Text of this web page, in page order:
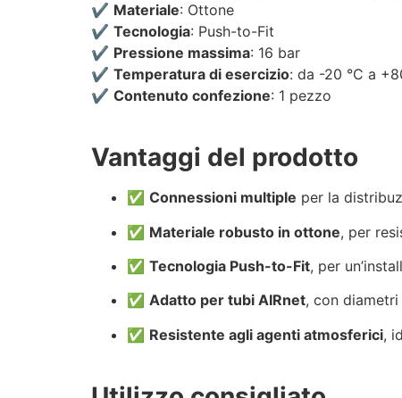
✔️ Materiale: Ottone
✔️ Tecnologia: Push-to-Fit
✔️ Pressione massima: 16 bar
✔️ Temperatura di esercizio: da -20 °C a
✔️ Contenuto confezione: 1 pezzo
Vantaggi del prodotto
✅ Connessioni multiple per la
✅ Materiale robusto in ottone, per
✅ Tecnologia Push-to-Fit, per
✅ Adatto per tubi AIRnet, con
✅ Resistente agli agenti atmosferici,